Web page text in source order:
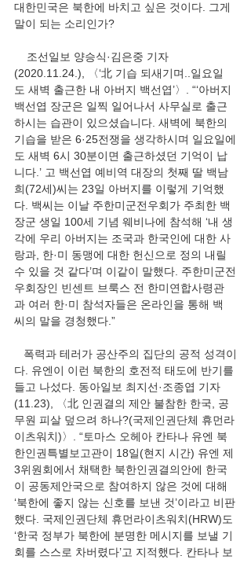
대한민국은 북한에 바치고 싶은 것이다. 그게
말이 되는 소리인가?
(2020.11.24.), 〈‘北 기습 되새기며..일요일
도 새벽 출근한 내 아버지 백선엽’〉. “‘아버지
백선엽 장군은 일찍 일어나서 사무실로 출근
하시는 습관이 있으셨습니다. 새벽에 북한의
기습을 받은 6·25전쟁을 생각하시며 일요일에
도 새벽 6시 30분이면 출근하셨던 기억이 납
니다.’ 고 백선엽 예비역 대장의 첫째 딸 백남
희(72세)씨는 23일 아버지를 이렇게 기억했
다. 백씨는 이날 주한미군전우회가 주최한 백
장군 생일 100세 기념 웨비나에 참석해 ‘내 생
각에 우리 아버지는 조국과 한국인에 대한 사
랑과, 한·미 동맹에 대한 헌신으로 정의 내릴
수 있을 것 같다’며 이같이 말했다. 주한미군전
우회장인 빈센트 브룩스 전 한미연합사령관
과 여러 한·미 참석자들은 온라인을 통해 백
씨의 말을 경청했다.”
다. 유엔이 이런 북한의 호전적 태도에 반기를
들고 나섰다. 동아일보 최지선·조종엽 기자
(11.23), 〈北 인권결의 제안 불참한 한국, 공
무원 피살 덮으려 하나?(국제인권단체 휴먼라
이츠워치)〉. “토마스 오헤아 칸타나 유엔 북
한인권특별보고관이 18일(현지 시간) 유엔 제
3위원회에서 채택한 북한인권결의안에 한국
이 공동제안국으로 참여하지 않은 것에 대해
‘북한에 좋지 않는 신호를 보낸 것’이라고 비판
했다. 국제인권단체 휴먼라이츠워치(HRW)도
‘한국 정부가 북한에 분명한 메시지를 보낼 기
회를 스스로 차버렸다’고 지적했다. 칸타나 보